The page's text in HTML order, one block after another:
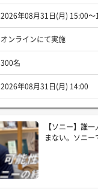
2026年08月31日(月) 15:00〜
オンラインにて実施
300名
2026年08月31日(月) 14:00
【ソニー】誰
まない。ソニー